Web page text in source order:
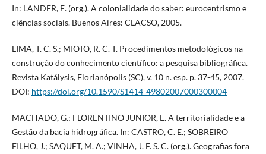
In: LANDER, E. (org.). A colonialidade do saber: eurocentrismo e
ciências sociais. Buenos Aires: CLACSO, 2005.
LIMA, T. C. S.; MIOTO, R. C. T. Procedimentos metodológicos na
construção do conhecimento científico: a pesquisa bibliográfica.
Revista Katálysis, Florianópolis (SC), v. 10 n. esp. p. 37-45, 2007.
DOI: https://doi.org/10.1590/S1414-49802007000300004
MACHADO, G.; FLORENTINO JUNIOR, E. A territorialidade e a
Gestão da bacia hidrográfica. In: CASTRO, C. E.; SOBREIRO
FILHO, J.; SAQUET, M. A.; VINHA, J. F. S. C. (org.). Geografias fora